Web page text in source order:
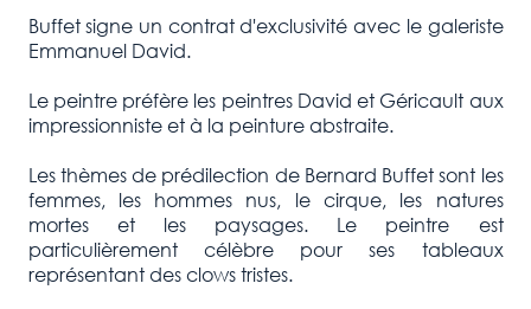
Buffet signe un contrat d'exclusivité avec le galeriste
Emmanuel David.
Le peintre préfère les peintres David et Géricault aux
impressionniste et à la peinture abstraite.
Les thèmes de prédilection de Bernard Buffet sont les
femmes, les hommes nus, le cirque, les natures
mortes et les paysages. Le peintre est
particulièrement célèbre pour ses tableaux
représentant des clows tristes.